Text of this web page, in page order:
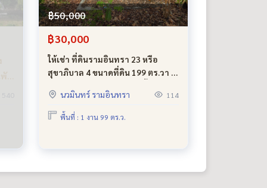
฿50,000
฿30,000
ให้เช่า ที่ดินรามอินทรา 23 หรือ
สุขาภิบาล 4 ขนาดที่ดิน 199 ตร.วา ที่
นวมินทร์ รามอินทรา
114
พื้นที่ : 1 งาน 99 ตร.ว.